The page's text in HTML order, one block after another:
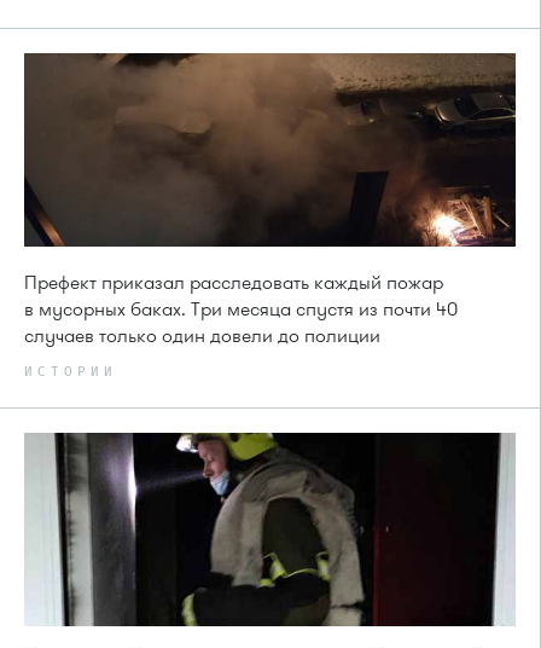
Префект приказал расследовать каждый пожар
в мусорных баках. Три месяца спустя из почти 40
случаев только один довели до полиции
ИСТОРИИ